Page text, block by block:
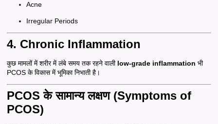
Acne
Irregular Periods
4. Chronic Inflammation
कुछ मामलों में शरीर में लंबे समय तक रहने वाली low-grade inflammation भी
PCOS के विकास में भूमिका निभाती है।
PCOS के सामान्य लक्षण (Symptoms of
PCOS)